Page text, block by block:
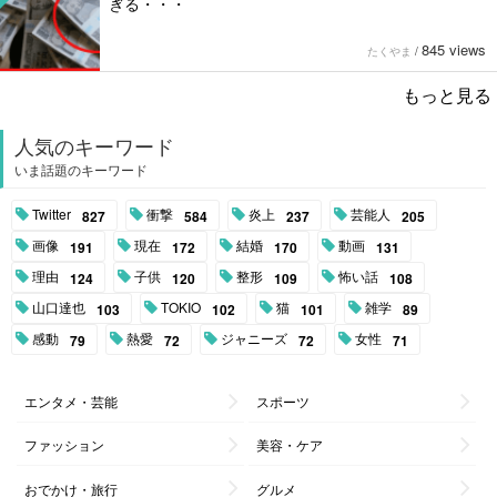
たくやま / 845 views
もっと見る
人気のキーワード
いま話題のキーワード
Twitter 827 衝撃 584 炎上 237 芸能人 205
画像 191 現在 172 結婚 170 動画 131
理由 124 子供 120 整形 109 怖い話 108
山口達也 103 TOKIO 102 猫 101 雑学 89
感動 79 熱愛 72 ジャニーズ 72 女性 71
エンタメ・芸能 スポーツ
ファッション 美容・ケア
おでかけ・旅行 グルメ